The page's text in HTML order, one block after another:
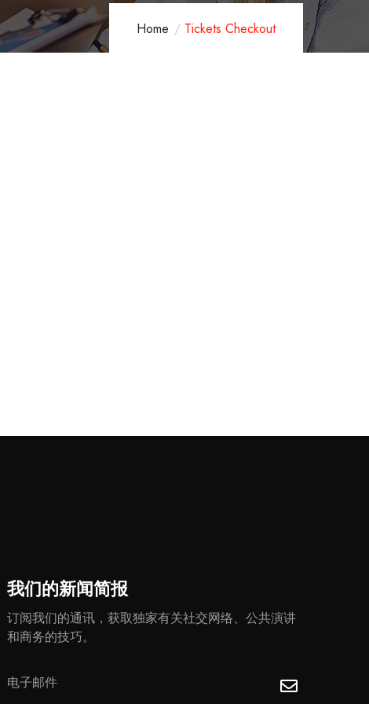
Home Tickets Checkout
我们的新闻简报
订阅我们的通讯，获取独家有关社交网络、公共演讲
和商务的技巧。